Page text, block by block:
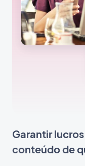
Garantir
conteúdo de